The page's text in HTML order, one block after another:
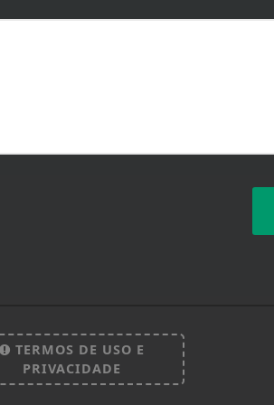
TERMOS DE USO E
PRIVACIDADE